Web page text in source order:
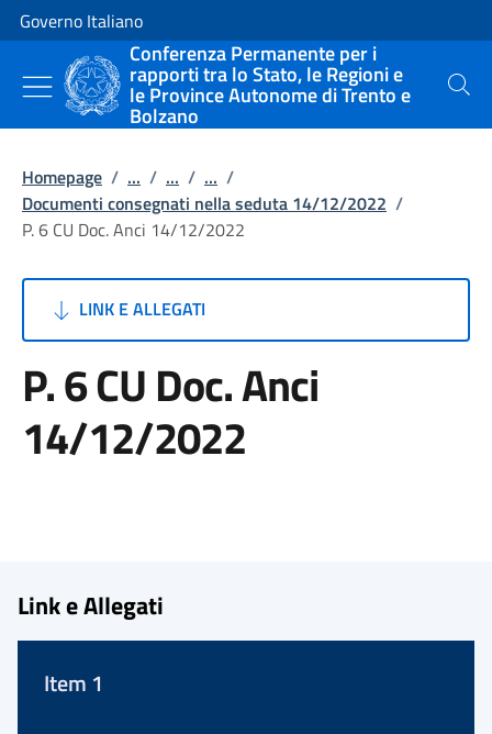
Vai al contenuto
Vai alla navigazione del sito
Governo Italiano
Conferenza Permanente per i
rapporti tra lo Stato, le Regioni e
le Province Autonome di Trento e
Bolzano
Cerca
Homepage / ... / ... / ... /
Documenti consegnati nella seduta 14/12/2022 /
P. 6 CU Doc. Anci 14/12/2022
LINK E ALLEGATI
P. 6 CU Doc. Anci
14/12/2022
Link e Allegati
Item 1